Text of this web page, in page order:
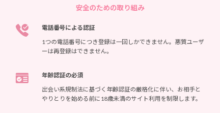
安全のための取り組み
電話番号による認証
1つの電話番号につき登録は一回しかできません。悪質ユーザ
ーは再登録はできません。
年齢認証の必須
出会い系規制法に基づく年齢認証の厳格化に伴い、お相手と
やりとりを始める前に18歳未満のサイト利用を制限します。